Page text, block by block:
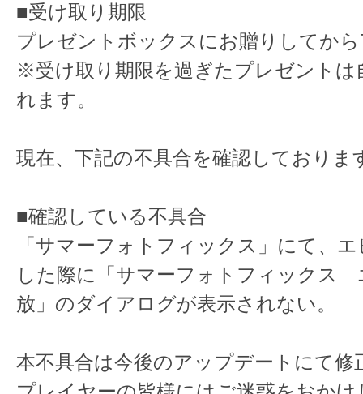
■受け取り期限
プレゼントボックスにお贈りしてから
※受け取り期限を過ぎたプレゼントは
れます。
現在、下記の不具合を確認しておりま
■確認している不具合
「サマーフォトフィックス」にて、
した際に「サマーフォトフィックス
放」のダイアログが表示されない。
本不具合は今後のアップデートにて修